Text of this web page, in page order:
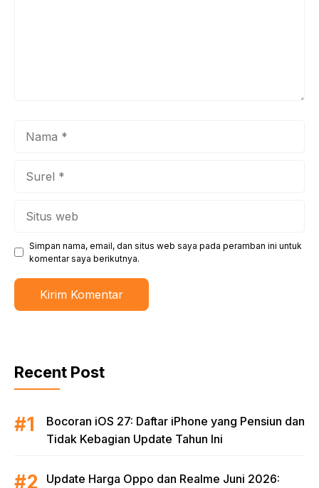
Simpan nama, email, dan situs web saya pada peramban ini untuk
komentar saya berikutnya.
Recent Post
Bocoran iOS 27: Daftar iPhone yang Pensiun dan
Tidak Kebagian Update Tahun Ini
Update Harga Oppo dan Realme Juni 2026: